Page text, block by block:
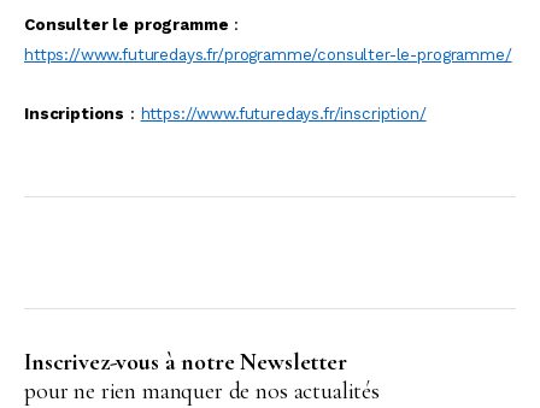
Consulter le programme :
https://www.futuredays.fr/programme/consulter-le-programme/
Inscriptions : https://www.futuredays.fr/inscription/
Inscrivez-vous à notre Newsletter
pour ne rien manquer de nos actualités